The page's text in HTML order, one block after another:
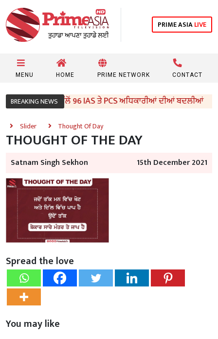
PRIME ASIALIVE
MENU HOME PRIME NETWORK CONTACT
BREAKING NEWS
ਪੰਜਾਬ ਸਰਕਾਰ ਵੱਲੋਂ 96 IAS ਤੇ PCS ਅਧਿਕਾਰੀਆਂ ਦੀਆਂ ਬਦਲੀਆਂ
Slider Thought Of Day
THOUGHT OF THE DAY
Satnam Singh Sekhon 15th December 2021
Spread the love
You may like